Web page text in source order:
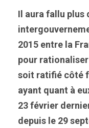
Il aura fallu plus
2015 entre la
pour
soit ratifié côté
ayant quant à
23 février
depuis le 29